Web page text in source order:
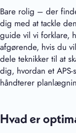
Bare rolig – der
dig med at tackle
guide vil vi forklare,
afgørende, hvis du
dele teknikker til at
dig, hvordan et
håndterer
Hvad er